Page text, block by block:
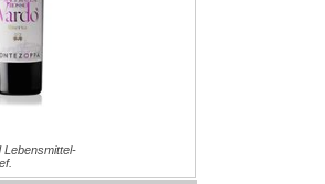
Lebensmittel-